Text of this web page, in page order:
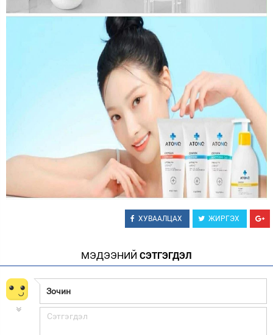
ХУВААЛЦАХ ЖИРГЭХ
МЭДЭЭНИЙ СЭТГЭГДЭЛ